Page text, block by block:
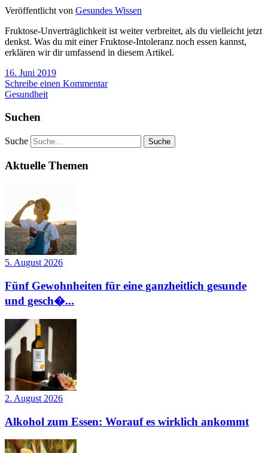
Veröffentlicht von Gesundes Wissen
Fruktose-Unverträglichkeit ist weiter verbreitet, als du vielleicht jetzt
denkst. Was du mit einer Fruktose-Intoleranz noch essen kannst,
erklären wir dir umfassend in diesem Artikel.
16. Juni 2019
Schreibe einen Kommentar
Gesundheit
Suchen
Suche
Aktuelle Themen
5. August 2026
Fünf Gewohnheiten für eine ganzheitlich gesunde
und gesch�...
2. August 2026
Alkohol zum Essen: Worauf es wirklich ankommt